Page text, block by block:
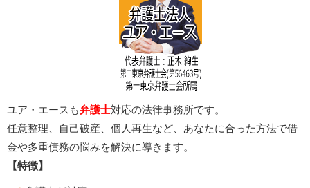
ユア・エースも弁護士対応の法律事務所です。
任意整理、自己破産、個人再生など、あなたに合った方法で借
金や多重債務の悩みを解決に導きます。
【特徴】